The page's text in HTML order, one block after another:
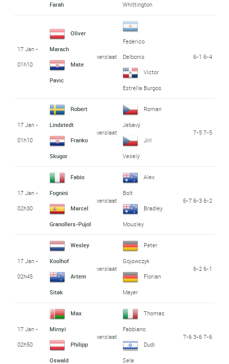
Farah Whittington
17 Jan -
01h10
Oliver
Marach
Mate
Pavic
verslaat
Federico
Delbonis
Victor
Estrella Burgos
6-1 6-4
17 Jan -
01h10
Robert
Lindstedt
Franko
Skugor
verslaat
Roman
Jebavý
Jirí
Veselý
7-5 7-5
17 Jan -
02h30
Fabio
Fognini
Marcel
Granollers-Pujol
verslaat
Alex
Bolt
Bradley
Mousley
6-7 6-3 6-2
17 Jan -
02h45
Wesley
Koolhof
Artem
Sitak
verslaat
Peter
Gojowczyk
Florian
Mayer
6-2 6-1
17 Jan -
02h50
Max
Mirnyi
Philipp
Oswald
verslaat
Thomas
Fabbiano
Dudi
Sela
7-6 3-6 7-6